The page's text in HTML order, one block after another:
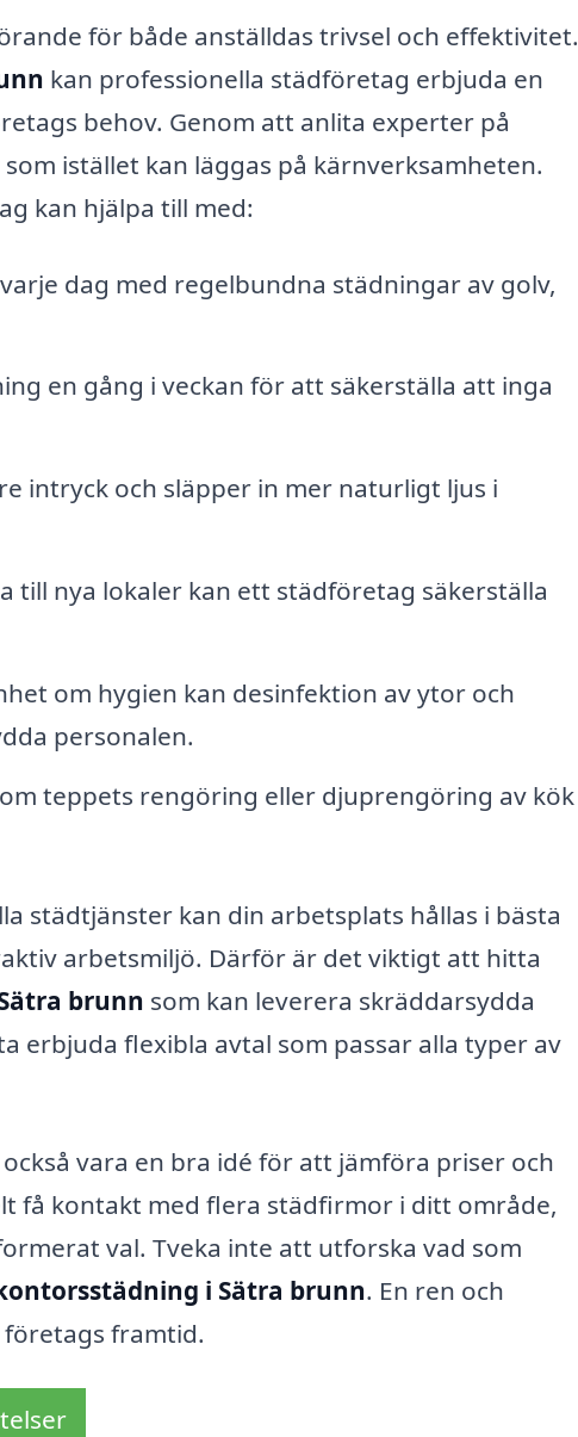
för både anställdas trivsel och effektivitet.
kan professionella städföretag erbjuda en
behov. Genom att anlita experter på
istället kan läggas på kärnverksamheten.
kan hjälpa till med:
dag med regelbundna städningar av golv,
en gång i veckan för att säkerställa att inga
intryck och släpper in mer naturligt ljus i
till nya lokaler kan ett städföretag säkerställa
om hygien kan desinfektion av ytor och
personalen.
teppets rengöring eller djuprengöring av kök
städtjänster kan din arbetsplats hållas i bästa
arbetsmiljö. Därför är det viktigt att hitta
brunn som kan leverera skräddarsydda
erbjuda flexibla avtal som passar alla typer av
vara en bra idé för att jämföra priser och
få kontakt med flera städfirmor i ditt område,
val. Tveka inte att utforska vad som
i Sätra brunn. En ren och
framtid.